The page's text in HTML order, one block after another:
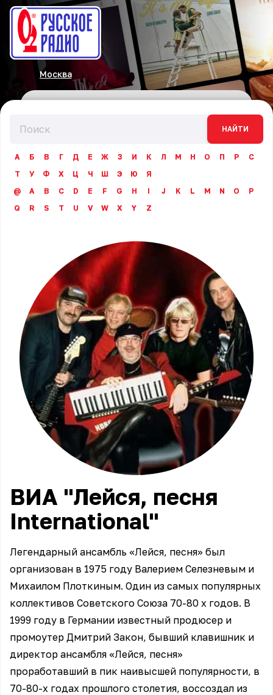
Москва
НАЙТИ
А Б В Г Д Е Ж З И К Л М Н О П Р
С
Т
У Ф Х Ц Ч Ш Э Ю
Я
@
A B C D E F G H I J K L M N O
P
Q
R S T U V W X Y Z
ВИА "Лейся, песня
International"
Легендарный ансамбль «Лейся, песня» был
организован в 1975 году Валерием Селезневым и
Михаилом Плоткиным. Один из самых популярных
коллективов Советского Союза 70-80 х годов. В
1999 году в Германии известный продюсер и
промоутер Дмитрий Закон, бывший клавишник и
директор ансамбля «Лейся, песня»
проработавший в пик наивысшей популярности, в
70-80-х годах прошлого столетия, воссоздал из